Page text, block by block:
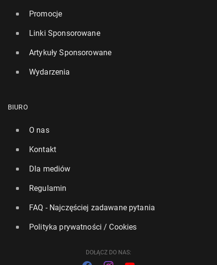
unijne prze­pi­sy
27 stycznia, 15:00
Promocje
Linki Sponsorowane
Artykuły Sponsorowane
Wydarzenia
BIURO
O nas
Kontakt
Dla mediów
Regulamin
FAQ - Najczęściej zadawane pytania
Polityka prywatności / Cookies
DOŁĄCZ DO NAS: